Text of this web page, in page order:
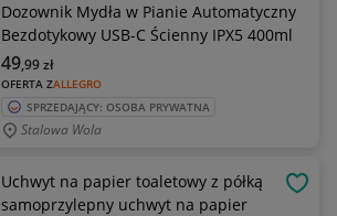
Dozownik Mydła w Pianie Automatyczny
Bezdotykowy USB-C Ścienny IPX5 400ml
OFERTA ZALLEGRO
49,99zł
SPRZEDAJĄCY: OSOBA PRYWATNA
Stalowa Wola
Uchwyt na papier toaletowy z półką
samoprzylepny uchwyt na papier